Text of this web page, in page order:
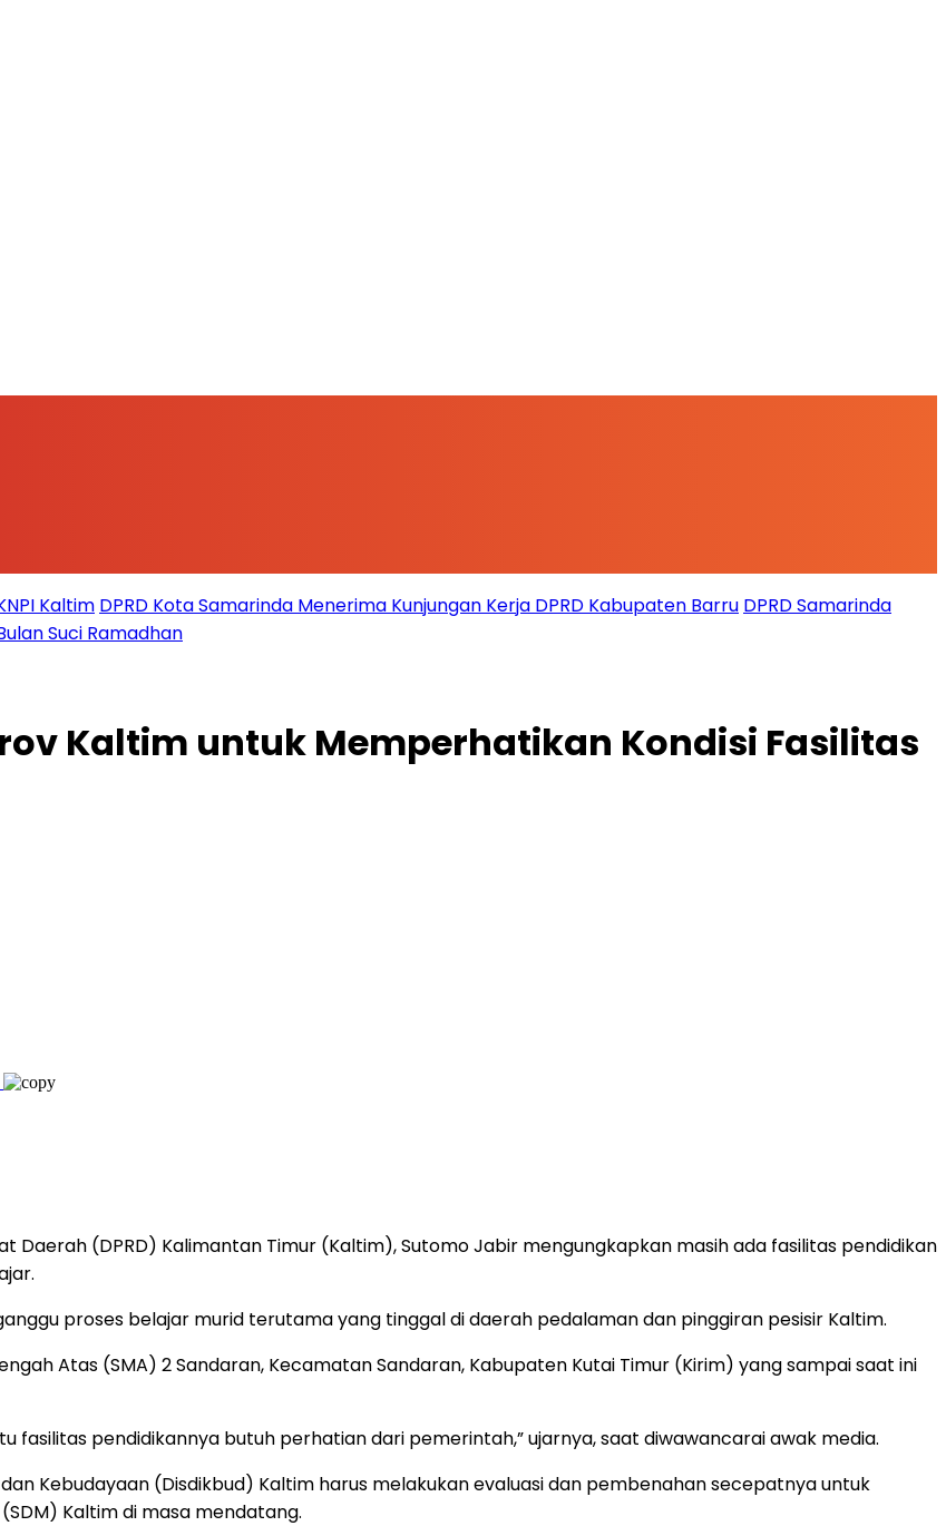
Kaltim DPRD Kota Samarinda Menerima Kunjungan Kerja DPRD Kabupaten Barru DPRD Samarinda
Suci Ramadhan
Kaltim untuk Memperhatikan Kondisi Fasilitas
Daerah (DPRD) Kalimantan Timur (Kaltim), Sutomo Jabir mengungkapkan masih ada fasilitas pendidikan
proses belajar murid terutama yang tinggal di daerah pedalaman dan pinggiran pesisir Kaltim.
Atas (SMA) 2 Sandaran, Kecamatan Sandaran, Kabupaten Kutai Timur (Kirim) yang sampai saat ini
fasilitas pendidikannya butuh perhatian dari pemerintah,” ujarnya, saat diwawancarai awak media.
Kebudayaan (Disdikbud) Kaltim harus melakukan evaluasi dan pembenahan secepatnya untuk
Kaltim di masa mendatang.